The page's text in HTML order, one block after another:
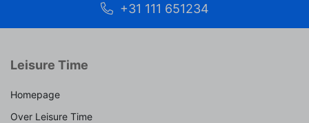
+31 111 651234
Leisure Time
Homepage
Over Leisure Time